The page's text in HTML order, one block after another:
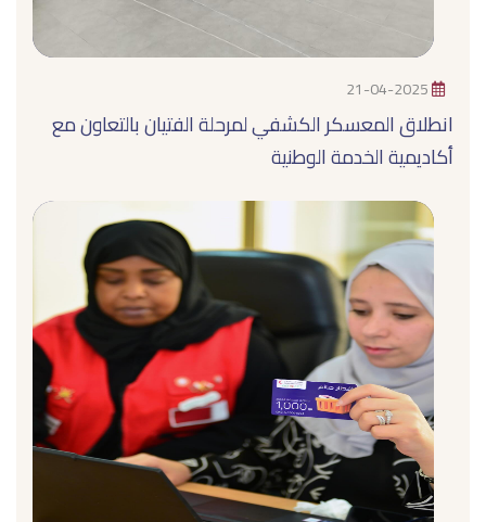
21-04-2025
انطلاق المعسكر الكشفي لمرحلة الفتيان بالتعاون مع
أكاديمية الخدمة الوطنية